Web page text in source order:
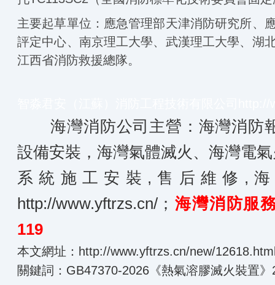
主要起草單位：應急管理部天津消防研究所、
評定中心、南京理工大學、武漢理工大學、湖
江西省消防救援總隊。
海灣消防公司主營：海灣消防
設備安裝，海灣氣體滅火、海灣電
系統施工安裝,售后維修,
http://www.yftrzs.cn/ ； 海灣消防服
119
本文網址： http://www.yftrzs.cn/new/
關鍵詞：GB47370-2026《熱氣溶膠滅火裝置